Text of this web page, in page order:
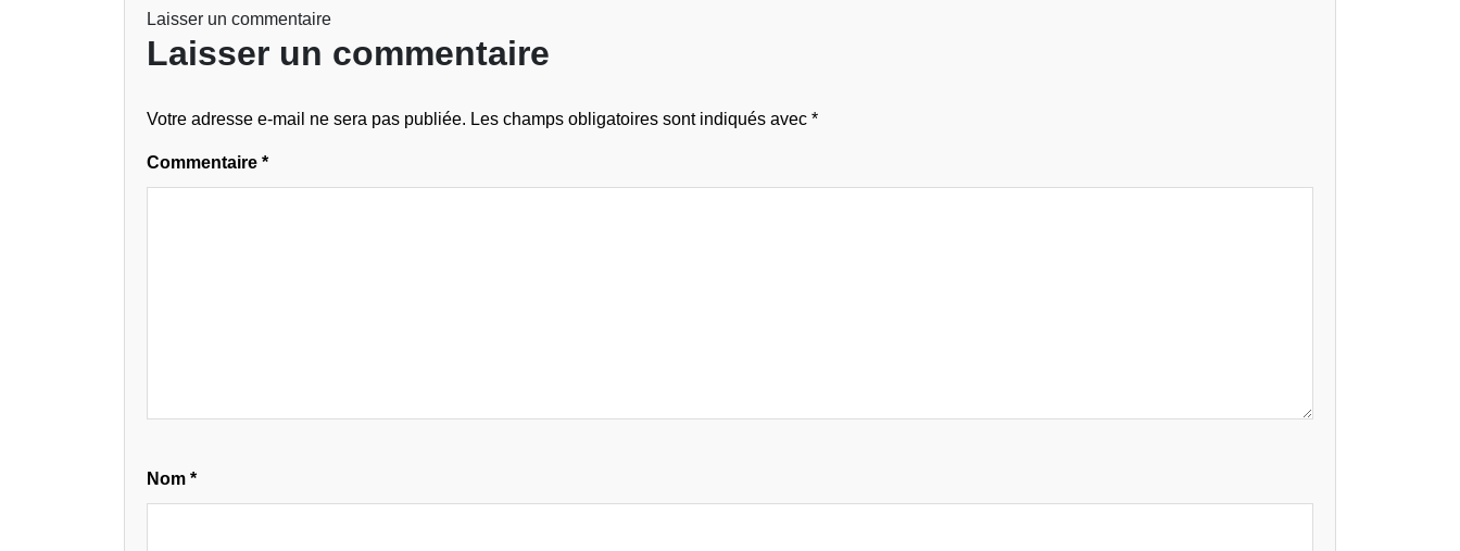
Laisser un commentaire
Laisser un commentaire
Votre adresse e-mail ne sera pas publiée. Les champs obligatoires sont indiqués avec *
Commentaire *
Nom *